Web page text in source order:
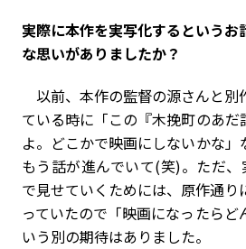
――実際に本作を実写化するという
な思いがありましたか？
以前、本作の監督の源さんと別
ている時に「この『木挽町のあだ
よ。どこかで映画にしないかな」
もう話が進んでいて(笑)。ただ
で見せていくためには、原作通り
っていたので「映画になったらど
いう別の期待はありました。